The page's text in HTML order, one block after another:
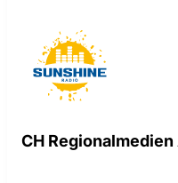
CH Regionalmedien